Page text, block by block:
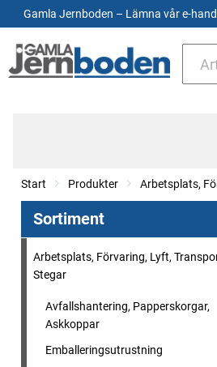
Gamla Jernboden – Lämna vår e-
Start Produkter Arbetsplats,
Sortiment
Arbetsplats, Förvaring, Lyft,
Stegar
Avfallshantering, Papperskorgar,
Askkoppar
Emballeringsutrustning